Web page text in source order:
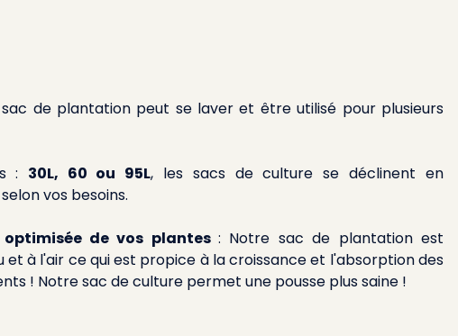
sac de plantation peut se laver et être utilisé pour plusieurs
: 30L, 60 ou 95L, les sacs de culture se déclinent en
vos besoins.
optimisée de vos plantes : Notre sac de plantation est
et à l'air ce qui est propice à la croissance et l'absorption des
! Notre sac de culture permet une pousse plus saine !